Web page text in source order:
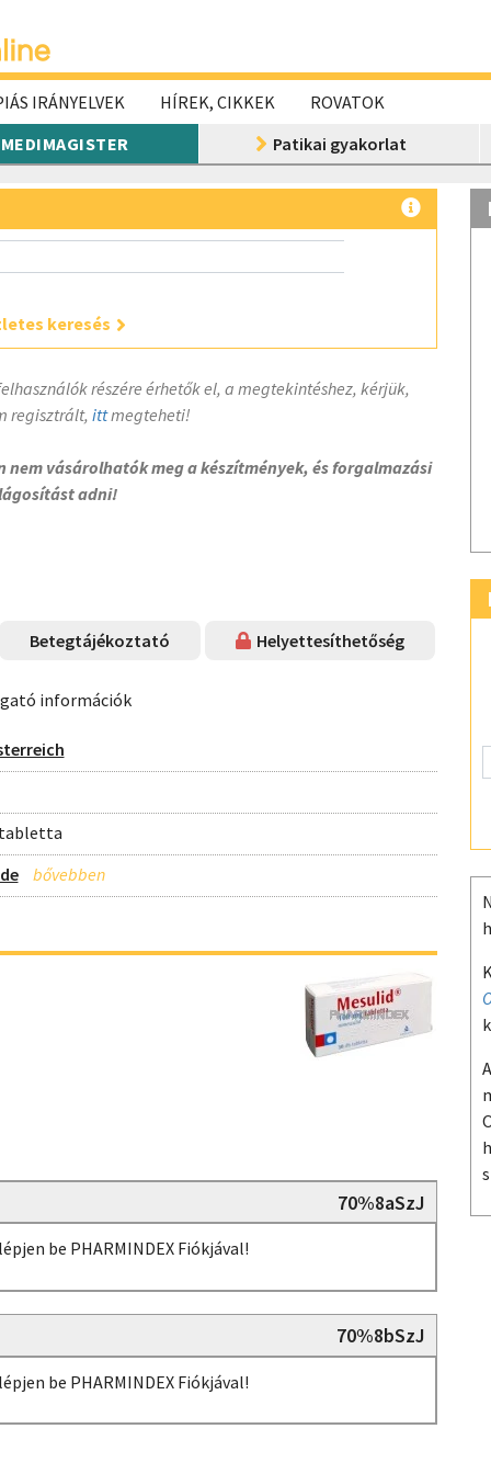
IRÁNYELVEK HÍREK, CIKKEK
ROVATOK
MEDIMAGISTER
Patikai gyakorlat
keresés
részére érhetők el, a megtekintéshez, kérjük,
regisztrált, ittmegteheti!
vásárolhatók meg a készítmények, és forgalmazási
adni!
Betegtájékoztató Helyettesíthetőség
információk
70%8aSzJ
be PHARMINDEX Fiókjával!
70%8bSzJ
be PHARMINDEX Fiókjával!